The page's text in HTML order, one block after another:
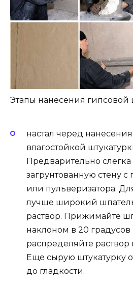
Этапы нанесения гипсовой
настал черед
влагостойкой
Предварительно слегка
загрунтованную стену
или пульверизатора.
лучше широкий
раствор. Прижимайте
наклоном в 20 градусов
распределяйте раствор
Еще сырую штукатурку
до гладкости.